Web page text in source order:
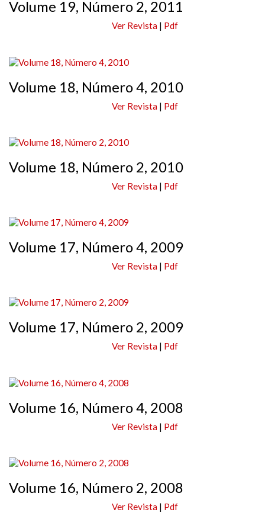
Volume 19, Número 2, 2011
Ver Revista | Pdf
Volume 18, Número 4, 2010
Ver Revista | Pdf
Volume 18, Número 2, 2010
Ver Revista | Pdf
Volume 17, Número 4, 2009
Ver Revista | Pdf
Volume 17, Número 2, 2009
Ver Revista | Pdf
Volume 16, Número 4, 2008
Ver Revista | Pdf
Volume 16, Número 2, 2008
Ver Revista | Pdf